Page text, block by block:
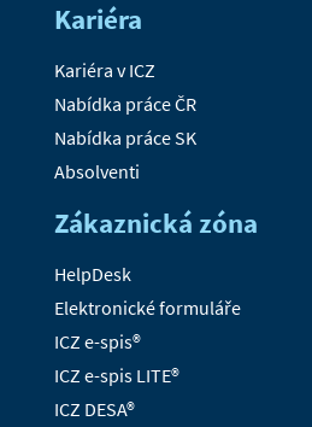
Kariéra
Kariéra v ICZ
Nabídka práce ČR
Nabídka práce SK
Absolventi
Zákaznická zóna
HelpDesk
Elektronické formuláře
ICZ e-spis®
ICZ e-spis LITE®
ICZ DESA®